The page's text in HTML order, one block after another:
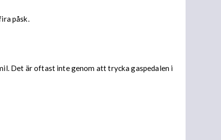
påsk.
Det är oftast inte genom att trycka gaspedalen i